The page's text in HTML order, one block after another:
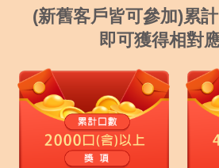
(新舊客戶皆可參加)累
即可獲得相對